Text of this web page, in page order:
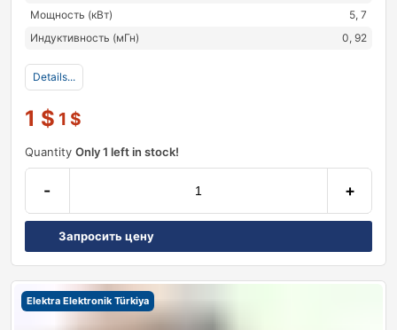
Мощность (кВт)
5, 7
Индуктивность (мГн)
0, 92
Details...
1 $ 1 $
Quantity Only 1 left in stock!
- +
Запросить цену
Elektra Elektronik Türkiya